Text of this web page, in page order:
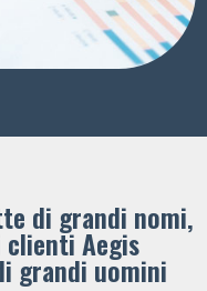
di grandi nomi,
​Aegis
grandi uomini